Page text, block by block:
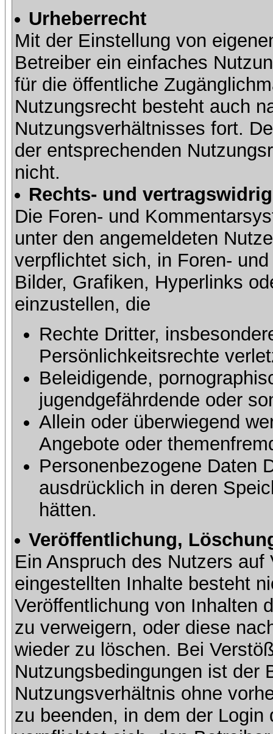
Urheberrecht
Mit der Einstellung von
Betreiber ein einfaches
für die öffentliche
Nutzungsrecht besteht auch
Nutzungsverhältnisses fort.
der entsprechenden
nicht.
Rechts- und
Die Foren- und
unter den angemeldeten
verpflichtet sich, in Foren-
Bilder, Grafiken, Hyperlinks
einzustellen, die
Rechte Dritter,
Persönlichkeitsrechte
Beleidigende,
jugendgefährdende oder
Allein oder überwiegend
Angebote oder
Personenbezogene Daten
ausdrücklich in deren
hätten.
Veröffentlichung,
Ein Anspruch des Nutzers
eingestellten Inhalte besteht
Veröffentlichung von Inhalten
zu verweigern, oder diese
wieder zu löschen. Bei
Nutzungsbedingungen ist der
Nutzungsverhältnis ohne
zu beenden, in dem der